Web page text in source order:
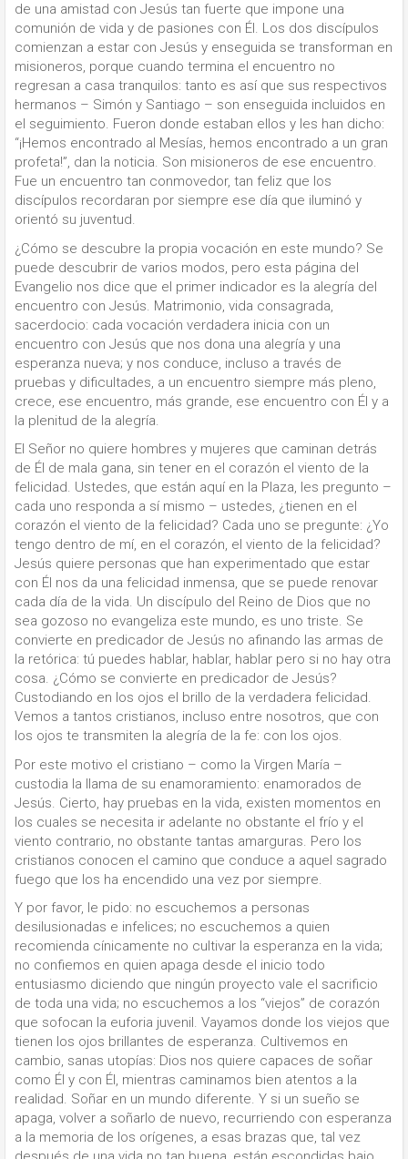
de una amistad con Jesús tan fuerte que impone una
comunión de vida y de pasiones con Él. Los dos discípulos
comienzan a estar con Jesús y enseguida se transforman en
misioneros, porque cuando termina el encuentro no
regresan a casa tranquilos: tanto es así que sus respectivos
hermanos – Simón y Santiago – son enseguida incluidos en
el seguimiento. Fueron donde estaban ellos y les han dicho:
“¡Hemos encontrado al Mesías, hemos encontrado a un gran
profeta!”, dan la noticia. Son misioneros de ese encuentro.
Fue un encuentro tan conmovedor, tan feliz que los
discípulos recordaran por siempre ese día que iluminó y
orientó su juventud.
¿Cómo se descubre la propia vocación en este mundo? Se
puede descubrir de varios modos, pero esta página del
Evangelio nos dice que el primer indicador es la alegría del
encuentro con Jesús. Matrimonio, vida consagrada,
sacerdocio: cada vocación verdadera inicia con un
encuentro con Jesús que nos dona una alegría y una
esperanza nueva; y nos conduce, incluso a través de
pruebas y dificultades, a un encuentro siempre más pleno,
crece, ese encuentro, más grande, ese encuentro con Él y a
la plenitud de la alegría.
El Señor no quiere hombres y mujeres que caminan detrás
de Él de mala gana, sin tener en el corazón el viento de la
felicidad. Ustedes, que están aquí en la Plaza, les pregunto –
cada uno responda a sí mismo – ustedes, ¿tienen en el
corazón el viento de la felicidad? Cada uno se pregunte: ¿Yo
tengo dentro de mí, en el corazón, el viento de la felicidad?
Jesús quiere personas que han experimentado que estar
con Él nos da una felicidad inmensa, que se puede renovar
cada día de la vida. Un discípulo del Reino de Dios que no
sea gozoso no evangeliza este mundo, es uno triste. Se
convierte en predicador de Jesús no afinando las armas de
la retórica: tú puedes hablar, hablar, hablar pero si no hay otra
cosa. ¿Cómo se convierte en predicador de Jesús?
Custodiando en los ojos el brillo de la verdadera felicidad.
Vemos a tantos cristianos, incluso entre nosotros, que con
los ojos te transmiten la alegría de la fe: con los ojos.
Por este motivo el cristiano – como la Virgen María –
custodia la llama de su enamoramiento: enamorados de
Jesús. Cierto, hay pruebas en la vida, existen momentos en
los cuales se necesita ir adelante no obstante el frío y el
viento contrario, no obstante tantas amarguras. Pero los
cristianos conocen el camino que conduce a aquel sagrado
fuego que los ha encendido una vez por siempre.
Y por favor, le pido: no escuchemos a personas
desilusionadas e infelices; no escuchemos a quien
recomienda cínicamente no cultivar la esperanza en la vida;
no confiemos en quien apaga desde el inicio todo
entusiasmo diciendo que ningún proyecto vale el sacrificio
de toda una vida; no escuchemos a los “viejos” de corazón
que sofocan la euforia juvenil. Vayamos donde los viejos que
tienen los ojos brillantes de esperanza. Cultivemos en
cambio, sanas utopías: Dios nos quiere capaces de soñar
como Él y con Él, mientras caminamos bien atentos a la
realidad. Soñar en un mundo diferente. Y si un sueño se
apaga, volver a soñarlo de nuevo, recurriendo con esperanza
a la memoria de los orígenes, a esas brazas que, tal vez